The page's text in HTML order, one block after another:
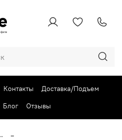
Контакты
Доставка/Подъем
Блог Отзывы